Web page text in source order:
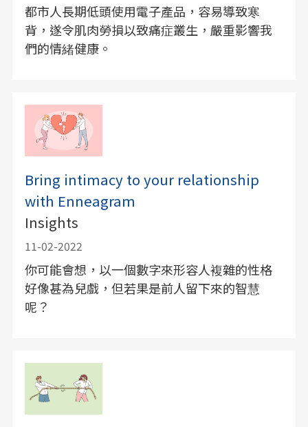
都市人長期低頭使用電子產品，容易導致寒
背，遂令肌肉勞損以致痛症叢生，嚴重影響我
們的情緒健康。
Bring intimacy to your relationship
with Enneagram
Insights
11-02-2022
你可能會想，以一個數字來形容人複雜的性格
好像甚為兒戲，但若果是前人留下來的智慧
呢？